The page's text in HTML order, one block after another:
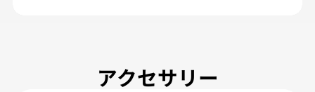
アクセサリー